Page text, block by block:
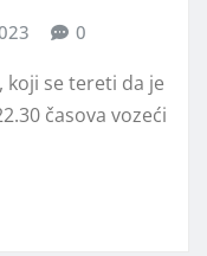
0
koji se tereti da je
časova vozeći